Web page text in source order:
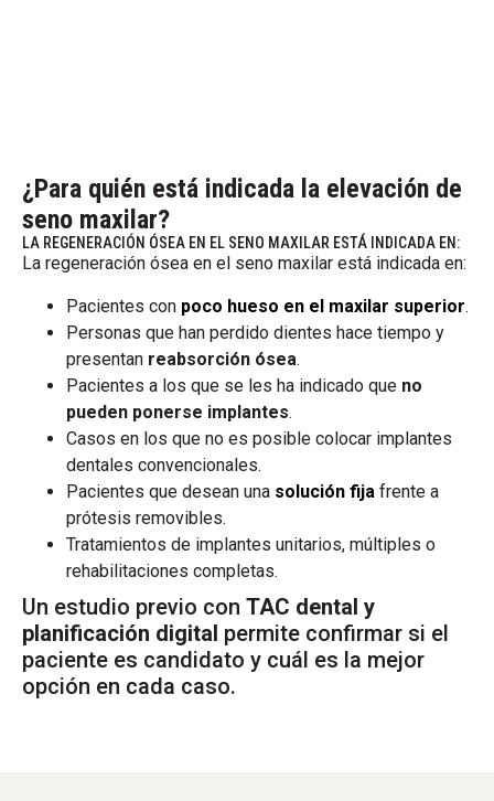
¿Para quién está indicada la elevación de
seno maxilar?
LA REGENERACIÓN ÓSEA EN EL SENO MAXILAR ESTÁ INDICADA EN:
La regeneración ósea en el seno maxilar está indicada en:
Pacientes con poco hueso en el maxilar superior.
Personas que han perdido dientes hace tiempo y
presentan reabsorción ósea.
Pacientes a los que se les ha indicado que no
pueden ponerse implantes.
Casos en los que no es posible colocar implantes
dentales convencionales.
Pacientes que desean una solución fija frente a
prótesis removibles.
Tratamientos de implantes unitarios, múltiples o
rehabilitaciones completas.
Un estudio previo con TAC dental y
planificación digital permite confirmar si el
paciente es candidato y cuál es la mejor
opción en cada caso.